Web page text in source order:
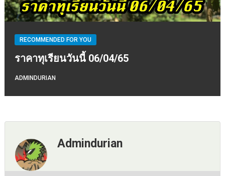
RECOMMENDED FOR YOU
ราคาทุเรียนวันนี้ 06/04/65
ADMINDURIAN
Admindurian